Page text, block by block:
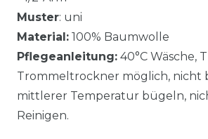
Muster: uni
Material: 100% Baumwolle
Pflegeanleitung: 40°C Wäsche,
Trommeltrockner möglich, nicht
mittlerer Temperatur bügeln,
Reinigen.